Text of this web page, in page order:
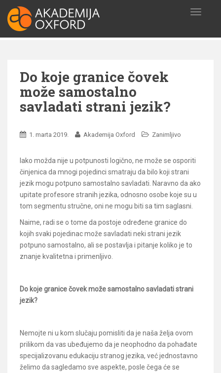
p
T
Do koje granice čovek
može samostalno
savladati strani jezik?
1. marta 2019. Akademija Oxford Zanimljivo
Iako možda nije u potpunosti logično, ne može se osporiti
činjenica da mnogi pojedinci smatraju da bilo koji strani
jezik mogu potpuno samostalno savladati. Naravno da ako
upitate profesore stranih jezika, odnosno osobe koje su u
tom segmentu stručne, oni ne mogu biti sa tim saglasni.
Naime, radi se o tome da postoje određene granice do
kojih svaki pojedinac može savladati neki strani jezik
potpuno samostalno, ali se postavlja i pitanje koliko je to
znanje kvalitetna i primenljivo.
Do koje granice čovek može samostalno savladati strani
jezik?
Nemojte ni u kom slučaju pomisliti da je naša želja ovom
prilikom da vas ubeđujemo da je neophodno da pohađate
specijalizovanu edukaciju stranog jezika, već jednostavno
želimo da sagledamo sve aspekte, posle čega će se